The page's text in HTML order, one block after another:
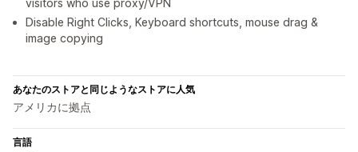
visitors who use proxy/VPN
Disable Right Clicks, Keyboard shortcuts, mouse drag &
image copying
あなたのストアと同じようなストアに人気
アメリカに拠点
言語